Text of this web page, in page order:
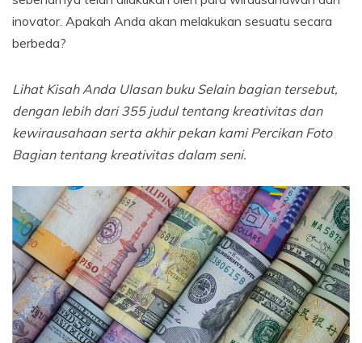
inovator. Apakah Anda akan melakukan sesuatu secara
berbeda?
Lihat Kisah Anda Ulasan bukuSelain bagian tersebut,
dengan lebih dari 355 judul tentang kreativitas dan
kewirausahaan serta akhir pekan kamiPercikan Foto
Bagian tentang kreativitas dalam seni.